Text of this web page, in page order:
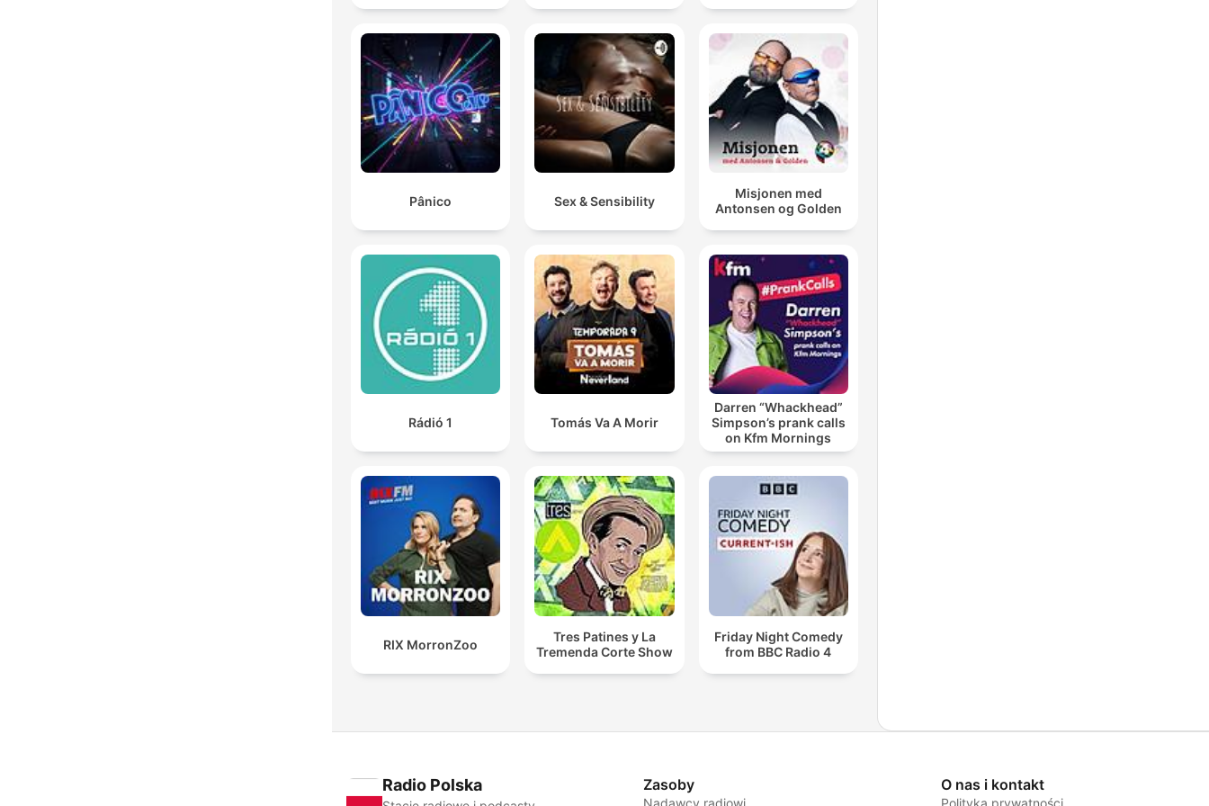
Pânico Sex & Sensibility
Misjonen med
Antonsen og Golden
Rádió 1 Tomás Va A Morir
Darren “Whackhead”
Simpson’s prank calls
on Kfm Mornings
RIX MorronZoo
Tres Patines y La
Tremenda Corte Show
Friday Night Comedy
from BBC Radio 4
Radio Polska Zasoby
Nadawcy radiowi
O nas i kontakt
Polityka prywatności